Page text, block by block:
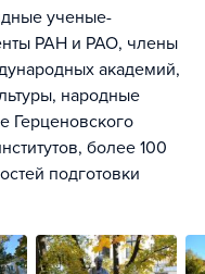
ученые-
РАН и РАО, члены
академий,
народные
Герценовского
более 100
подготовки